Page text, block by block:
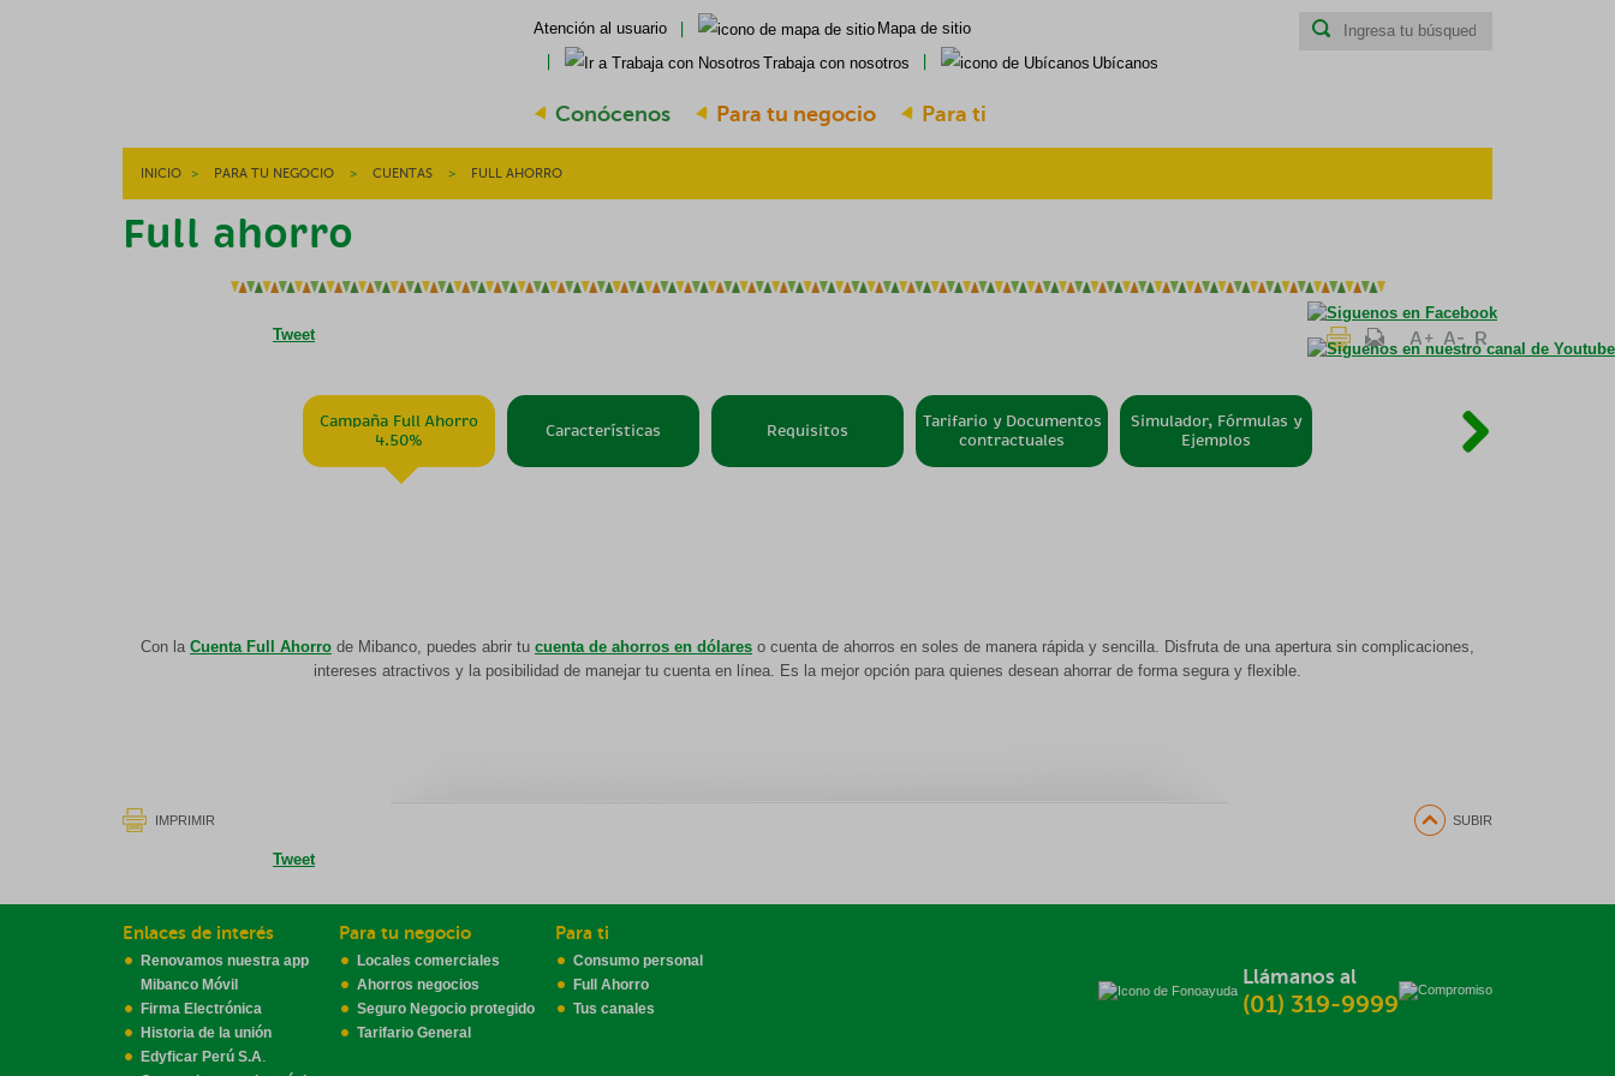
Atención al usuario
Mapa de sitio
Trabaja con nosotros
Ubícanos
Conócenos Para tu negocio Para ti
INICIO > PARA TU NEGOCIO > CUENTAS > FULL AHORRO
Full ahorro
Tweet
Campaña Full Ahorro
4.50%
Características Requisitos
Tarifario y Documentos
contractuales
Simulador, Fórmulas y
Ejemplos
Información relevante
y Preguntas frecuentes
Con la Cuenta Full Ahorro de Mibanco, puedes abrir tu cuenta de ahorros en dólares o cuenta de ahorros en soles de manera rápida y sencilla. Disfruta de una apertura sin complicaciones,
intereses atractivos y la posibilidad de manejar tu cuenta en línea. Es la mejor opción para quienes desean ahorrar de forma segura y flexible.
IMPRIMIR SUBIR
Tweet
Enlaces de interés
Renovamos nuestra app
Mibanco Móvil
Firma Electrónica
Historia de la unión
Edyficar Perú S.A.
Para tu negocio
Locales comerciales
Ahorros negocios
Seguro Negocio protegido
Tarifario General
Para ti
Consumo personal
Full Ahorro
Tus canales
Llámanos al
(01) 319-9999